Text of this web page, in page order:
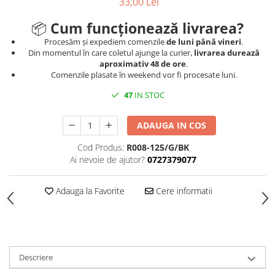
📦 Cum funcționează livrarea?
Procesăm și expediem comenzilede luni până vineri.
Din momentul în care coletul ajunge la curier, livrarea durează
aproximativ 48 de ore.
Comenzile plasate în weekend vor fi procesate luni.
47IN STOC
ADAUGA IN COS
Cod Produs: R008-125/G/BK
Ai nevoie de ajutor? 0727379077
Adauga la Favorite Cere informatii
Descriere